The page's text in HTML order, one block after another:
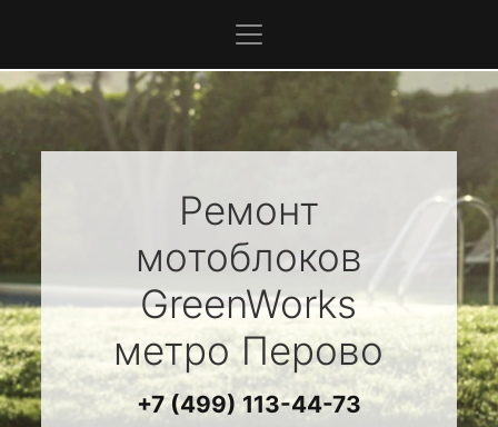
Ремонт
мотоблоков
GreenWorks
метро Перово
+7 (499) 113-44-73